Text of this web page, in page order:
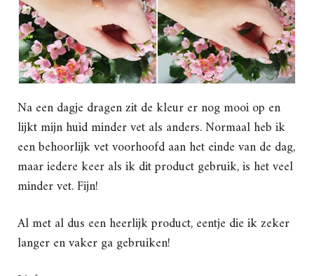
Na een dagje dragen zit de kleur er nog mooi op en
lijkt mijn huid minder vet als anders. Normaal heb ik
een behoorlijk vet voorhoofd aan het einde van de dag,
maar iedere keer als ik dit product gebruik, is het veel
minder vet. Fijn!
Al met al dus een heerlijk product, eentje die ik zeker
langer en vaker ga gebruiken!